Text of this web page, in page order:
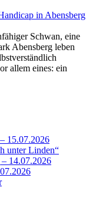
in Abensberg
Schwan, eine
Abensberg leben
allem eines: ein
15.07.2026
unter Linden“
14.07.2026